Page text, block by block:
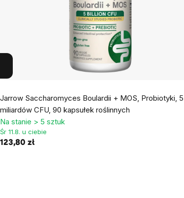
Jarrow Saccharomyces Boulardii + MOS, Probiotyki, 5
miliardów CFU, 90 kapsułek roślinnych
Na stanie > 5 sztuk
Śr 11.8. u ciebie
123,80 zł